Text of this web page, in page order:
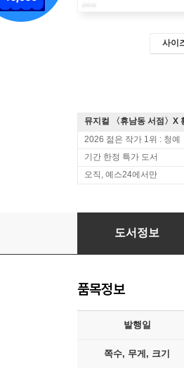
사이
2026 젊은 작가 1위 : 청예
기간 한정 특가 도서
오직, 예스24에서만
2021 올해의 문제소설
도서정보
품목정보
발행일
쪽수, 무게, 크기